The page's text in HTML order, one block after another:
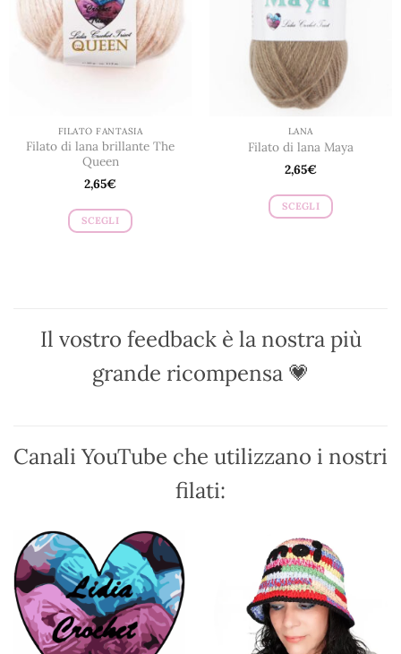
possono
essere
scelte
nella
essere
scelte
nella
pagina
del
prodotto
FILATO FANTASIA
Filato di lana brillante The
Queen
2,65€
SCEGLI
Le
possono
essere
pagina
del
LANA
Filato di lana Maya
2,65€
SCEGLI
opzioni
possono
essere
del
Il vostro feedback è la nostra più
grande ricompensa 💗
Canali YouTube che utilizzano i nostri
filati: